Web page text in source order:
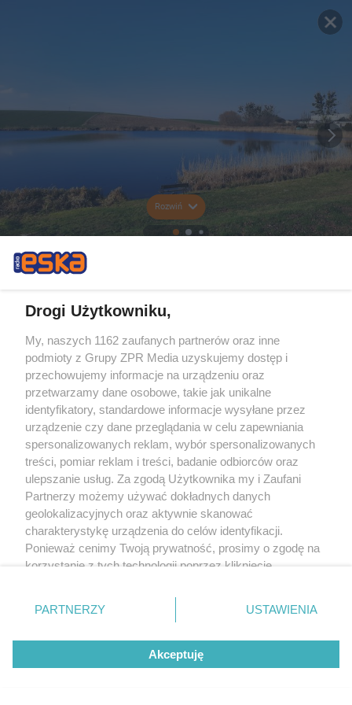
Rozwiń
Drogi Użytkowniku,
My, naszych 1162 zaufanych partnerów oraz inne
podmioty z Grupy ZPR Media uzyskujemy dostęp i
przechowujemy informacje na urządzeniu oraz
przetwarzamy dane osobowe, takie jak unikalne
identyfikatory, standardowe informacje wysyłane przez
urządzenie czy dane przeglądania w celu zapewniania
spersonalizowanych reklam, wybór spersonalizowanych
treści, pomiar reklam i treści, badanie odbiorców oraz
ulepszanie usług. Za zgodą Użytkownika my i Zaufani
Partnerzy możemy używać dokładnych danych
geolokalizacyjnych oraz aktywnie skanować
charakterystykę urządzenia do celów identyfikacji.
Ponieważ cenimy Twoją prywatność, prosimy o zgodę na
korzystanie z tych technologii poprzez kliknięcie
zmienić/wycofać klikając przycisk ustawień prywatności
znajdujący się w lewym dolnym rogu strony
rodzaje przetwarzania danych nie wymagają zgody
użytkownika, ale masz prawo sprzeciwić się takiemu
przetwarzaniu. Preferencje będą miały zastosowanie tylko
PARTNERZY USTAWIENIA
Akceptuję